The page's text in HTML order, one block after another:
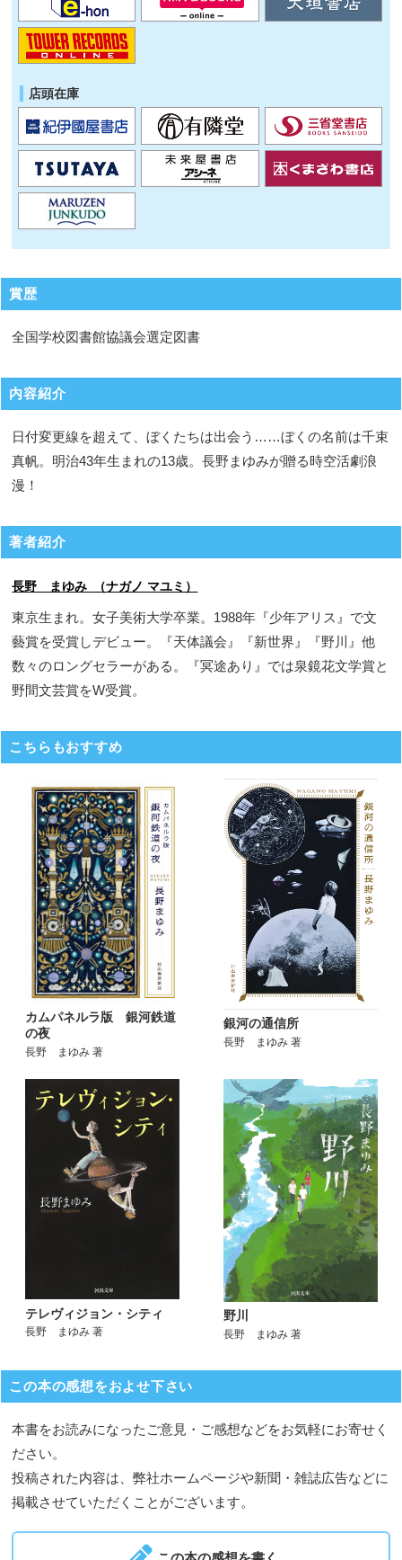
店頭在庫
賞歴
全国学校図書館協議会選定図書
内容紹介
日付変更線を超えて、ぼくたちは出会う……ぼくの名前は千束
真帆。明治43年生まれの13歳。長野まゆみが贈る時空活劇浪
漫！
著者紹介
長野 まゆみ （ナガノ マユミ）
東京生まれ。女子美術大学卒業。1988年『少年アリス』で文
藝賞を受賞しデビュー。『天体議会』『新世界』『野川』他
数々のロングセラーがある。『冥途あり』では泉鏡花文学賞と
野間文芸賞をW受賞。
こちらもおすすめ
カムパネルラ版 銀河鉄道
の夜
長野 まゆみ 著
銀河の通信所
長野 まゆみ 著
テレヴィジョン・シティ
長野 まゆみ 著
野川
長野 まゆみ 著
この本の感想をおよせ下さい
本書をお読みになったご意見・ご感想などをお気軽にお寄せく
ださい。
投稿された内容は、弊社ホームページや新聞・雑誌広告などに
掲載させていただくことがございます。